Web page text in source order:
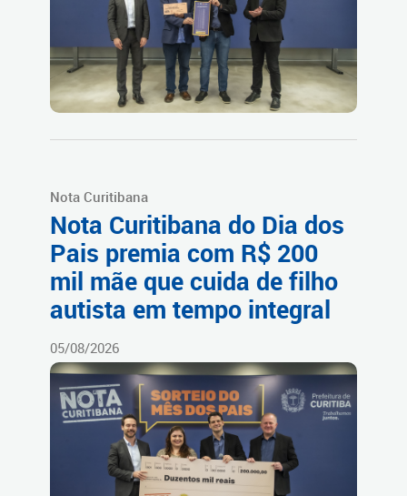
Nota Curitibana
Nota Curitibana do Dia dos
Pais premia com R$ 200
mil mãe que cuida de filho
autista em tempo integral
05/08/2026